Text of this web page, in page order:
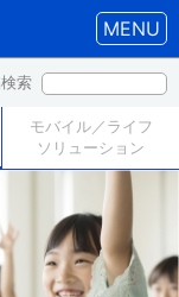
MENU
索
モバイル／ライフ
ソリューション